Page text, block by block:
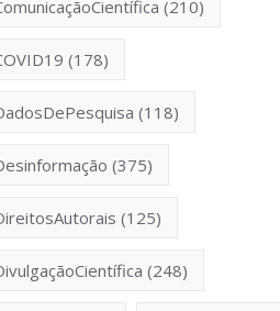
(210)
(178)
(118)
(375)
(125)
(248)